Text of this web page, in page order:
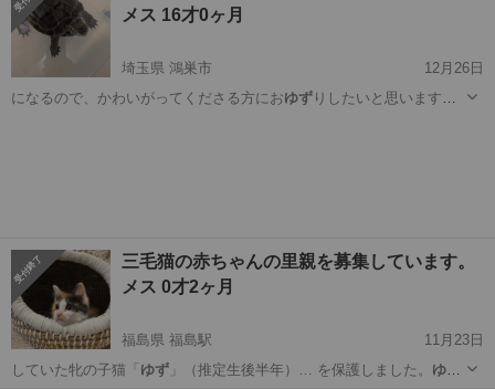
メス 16才0ヶ月
埼玉県 鴻巣市
12月26日
になるので、かわいがってくださる方におゆずりしたいと思います。
三毛猫の赤ちゃんの里親を募集しています。
メス 0才2ヶ月
福島県 福島駅
11月23日
していた牝の子猫「 ゆず」（推定生後半年）… を保護しました。 ゆず